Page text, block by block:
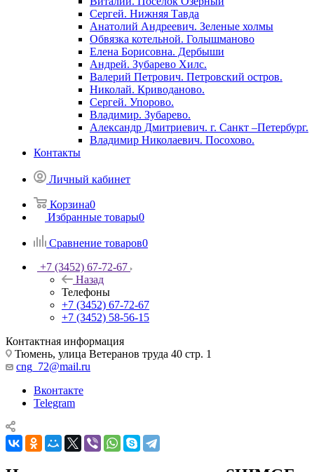
Сергей. Нижняя Тавда
Анатолий Андреевич. Зеленые холмы
Обвязка котельной. Голышманово
Елена Борисовна. Дербыши
Андрей. Зубарево Хилс.
Валерий Петрович. Петровский остров.
Николай. Криводаново.
Сергей. Упорово.
Владимир. Зубарево.
Александр Дмитриевич. г. Санкт –Петербург.
Владимир Николаевич. Посохово.
Контакты
Личный кабинет
Корзина0
Избранные товары0
Сравнение товаров0
+7 (3452) 67-72-67
Назад
Телефоны
+7 (3452) 67-72-67
+7 (3452) 58-56-15
Контактная информация
Тюмень, улица Ветеранов труда 40 стр. 1
cng_72@mail.ru
Вконтакте
Telegram